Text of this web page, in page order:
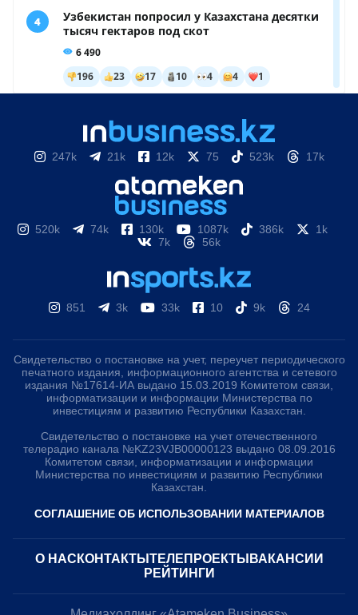
247k 21k 12k 75 523k 17k
520k 74k 130k 1087k 386k
1k
7k
56k
851 3k 33k 10 9k 24
Свидетельство о постановке на учет, переучет периодического
печатного издания, информационного агентства и сетевого
издания №17614-ИА выдано 15.03.2019 Комитетом связи,
информатизации и информации Министерства по
инвестициям и развитию Республики Казахстан.
Свидетельство о постановке на учет отечественного
телерадио канала №KZ23VJB00000123 выдано 08.09.2016
Комитетом связи, информатизации и информации
Министерства по инвестициям и развитию Республики
Казахстан.
СОГЛАШЕНИЕ ОБ ИСПОЛЬЗОВАНИИ МАТЕРИАЛОВ
О НАС КОНТАКТЫ ТЕЛЕПРОЕКТЫ ВАКАНСИИ
РЕЙТИНГИ